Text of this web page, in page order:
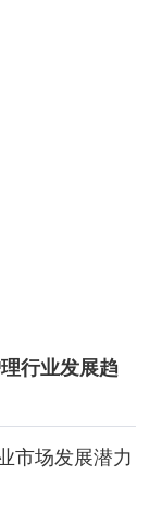
行业发展趋
市场发展潜力